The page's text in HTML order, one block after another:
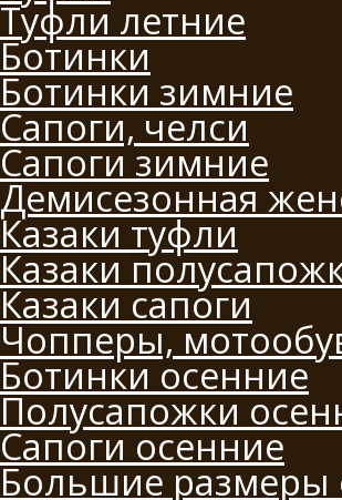
Туфли летние
Ботинки
Ботинки зимние
Сапоги, челси
Сапоги зимние
Демисезонная
Казаки туфли
Казаки
Казаки сапоги
Чопперы,
Ботинки осенние
Полусапожки
Сапоги осенние
Большие размеры